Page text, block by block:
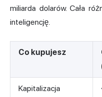
miliarda dolarów. Cała
inteligencję.
Co kupujesz
Kapitalizacja